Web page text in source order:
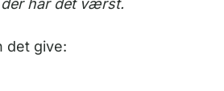
der har det værst.
det give: